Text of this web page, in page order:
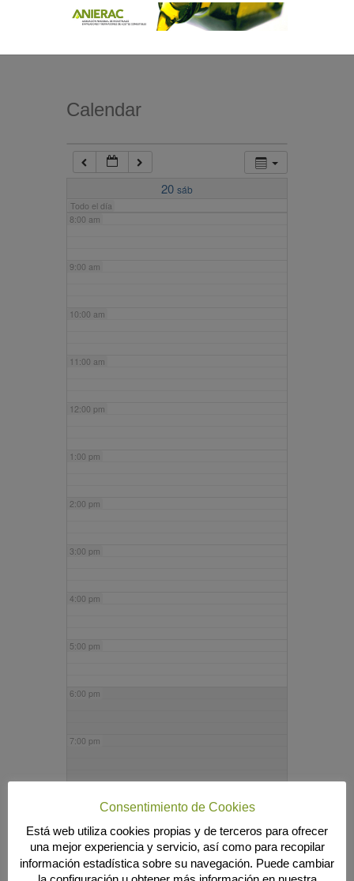
Calendar
20 sáb
Todo el día
7:00 am
8:00 am
9:00 am
10:00 am
11:00 am
12:00 pm
1:00 pm
2:00 pm
3:00 pm
4:00 pm
5:00 pm
6:00 pm
7:00 pm
9:00 pm
Consentimiento de Cookies
Está web utiliza cookies propias y de terceros para ofrecer
una mejor experiencia y servicio, así como para recopilar
información estadística sobre su navegación. Puede cambiar